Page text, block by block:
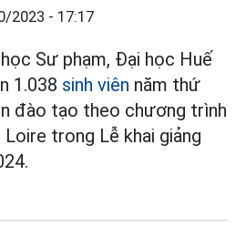
2023 - 17:17
Sư phạm, Đại học Huế
1.038 sinh viên năm thứ
đào tạo theo chương trình
trong Lễ khai giảng